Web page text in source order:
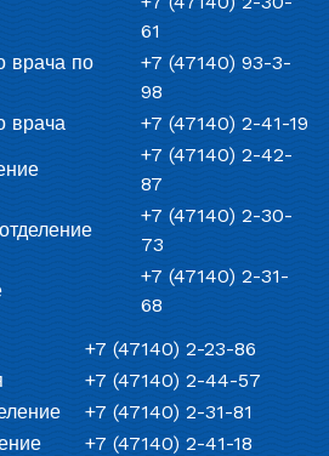
61
врача по
+7 (47140) 93-3-
98
врача
+7 (47140) 2-41-19
+7 (47140) 2-42-
87
+7 (47140) 2-30-
73
+7 (47140) 2-31-
68
+7 (47140) 2-23-86
+7 (47140) 2-44-57
+7 (47140) 2-31-81
+7 (47140) 2-41-18